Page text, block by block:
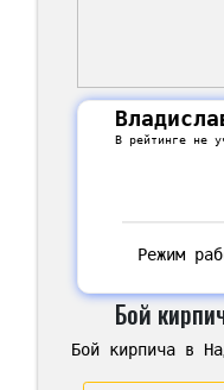
В рейтинге не
Режим
Бой
Бой кирпича в